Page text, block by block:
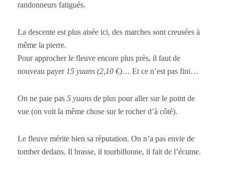
randonneurs fatigués.
La descente est plus aisée ici, des marches sont creusées à
même la pierre.
Pour approcher le fleuve encore plus près, il faut de
nouveau payer 15 yuans (2,10 €)… Et ce n’est pas fini…
On ne paie pas 5 yuans de plus pour aller sur le point de
vue (on voit la même chose sur le rocher d’à côté).
Le fleuve mérite bien sa réputation. On n’a pas envie de
tomber dedans. Il brasse, il tourbillonne, il fait de l’écume.